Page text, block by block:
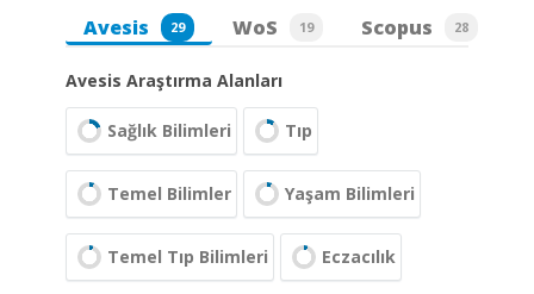
Avesis 29 WoS 19 Scopus 28
Avesis Araştırma Alanları
Sağlık Bilimleri Tıp
Temel Bilimler Yaşam Bilimleri
Temel Tıp Bilimleri Eczacılık